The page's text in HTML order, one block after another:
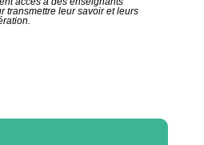
transmettre leur savoir et leurs